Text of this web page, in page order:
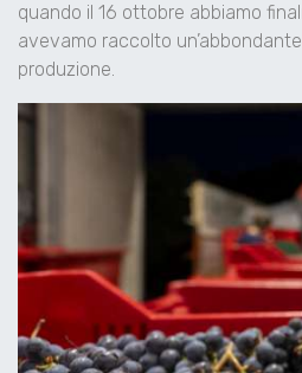
quando il 16 ottobre abbiamo
avevamo raccolto
produzione.